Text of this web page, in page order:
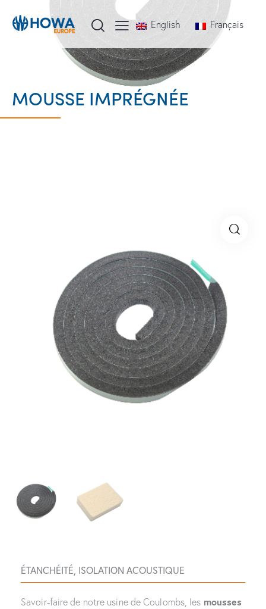
English Français
MOUSSE IMPRÉGNÉE
ÉTANCHÉITÉ ISOLATION ACOUSTIQUE
Savoir-faire de notre usine de Coulombs, les mousses